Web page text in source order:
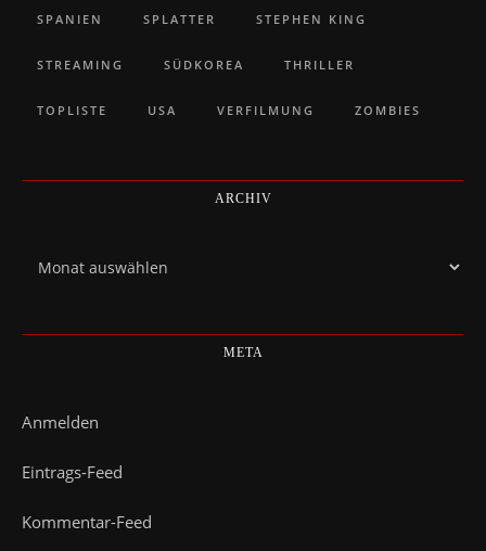
SPANIEN SPLATTER STEPHEN KING
STREAMING SÜDKOREA THRILLER
TOPLISTE USA VERFILMUNG ZOMBIES
ARCHIV
META
Anmelden
Eintrags-Feed
Kommentar-Feed